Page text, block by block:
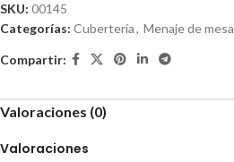
SKU: 00145
Categorías: Cubertería, Menaje de mesa
Compartir:
Valoraciones (0)
Valoraciones